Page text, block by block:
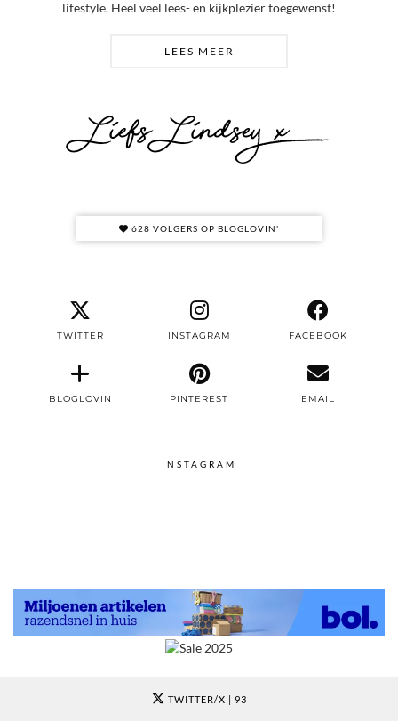
lifestyle. Heel veel lees- en kijkplezier toegewenst!
LEES MEER
628 VOLGERS OP BLOGLOVIN'
TWITTER INSTAGRAM FACEBOOK
BLOGLOVIN PINTEREST EMAIL
INSTAGRAM
TWITTER/X | 93